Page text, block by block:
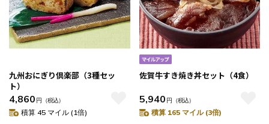
九州おにぎり倶楽部（3種セッ
ト）
4,860 円 （税込）
積算 45 マイル (1倍)
佐賀牛すき焼き丼セット（4食）
5,940 円 （税込）
積算 165 マイル (3倍)